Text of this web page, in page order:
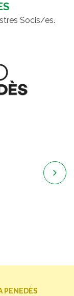
Socis/es.

PENEDÈS